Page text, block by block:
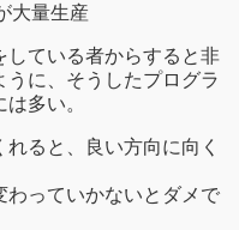
大量生産
している者からすると非
に、そうしたプログラ
多い。
ると、良い方向に向く
わっていかないとダメで